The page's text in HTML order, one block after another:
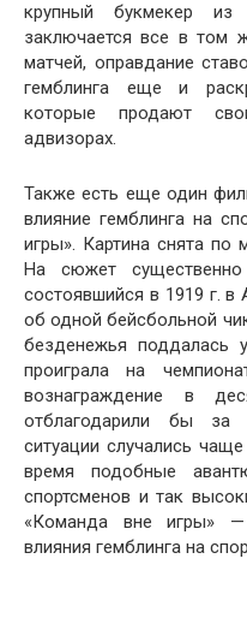
крупный букмекер
заключается все в том
матчей, оправдание
гемблинга еще и
которые продают
адвизорах.
Также есть еще один
влияние гемблинга на
игры». Картина снята по
На сюжет
состоявшийся в 1919 г. в
об одной бейсбольной
безденежья поддалась
проиграла на
вознаграждение в
отблагодарили бы за
ситуации случались
время подобные
спортсменов и так
«Команда вне игры» —
влияния гемблинга на